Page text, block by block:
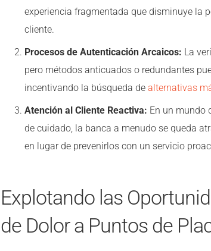
experiencia fragmentada que disminuye la
cliente.
Procesos de Autenticación Arcaicos: La
pero métodos anticuados o redundantes
incentivando la búsqueda de alternativas
Atención al Cliente Reactiva: En un mundo
de cuidado, la banca a menudo se queda
en lugar de prevenirlos con un servicio
Explotando las
de Dolor a Puntos de